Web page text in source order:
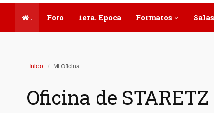
. Foro 1era. Epoca Formatos Salas
Inicio Mi Oficina
Oficina de STARETZ